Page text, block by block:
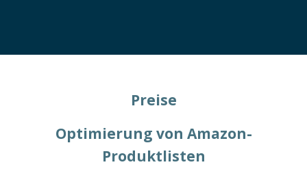
Preise
Optimierung von Amazon-
Produktlisten